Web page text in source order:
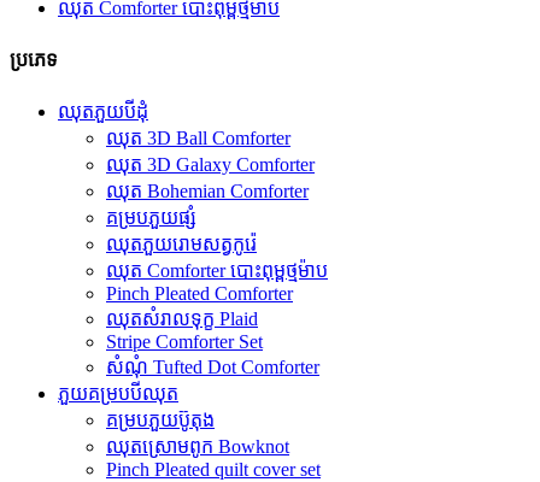
ឈុត Comforter បោះពុម្ពថ្មម៉ាប
ប្រភេទ
ឈុតភួយបីដុំ
ឈុត 3D Ball Comforter
ឈុត 3D Galaxy Comforter
ឈុត Bohemian Comforter
គម្របភួយផ្សំ
ឈុតភួយរោមសត្វកូរ៉េ
ឈុត Comforter បោះពុម្ពថ្មម៉ាប
Pinch Pleated Comforter
ឈុតសំរាលទុក្ខ Plaid
Stripe Comforter Set
សំណុំ Tufted Dot Comforter
ភួយគម្របបីឈុត
គម្របភួយប៊ូតុង
ឈុតស្រោមពូក Bowknot
Pinch Pleated quilt cover set